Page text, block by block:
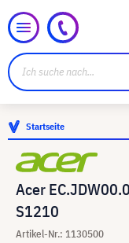
Startseite
Acer
S1210
Artikel-Nr.: 1130500